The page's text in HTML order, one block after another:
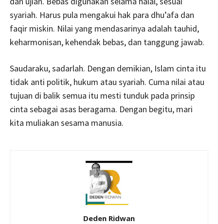
syariah. Harus pula mengakui hak para dhu’afa dan
faqir miskin. Nilai yang mendasarinya adalah tauhid,
keharmonisan, kehendak bebas, dan tanggung jawab.
Saudaraku, sadarlah. Dengan demikian, Islam cinta itu
tidak anti politik, hukum atau syariah. Cuma nilai atau
tujuan di balik semua itu mesti tunduk pada prinsip
cinta sebagai asas beragama. Dengan begitu, mari
kita muliakan sesama manusia.
Deden Ridwan